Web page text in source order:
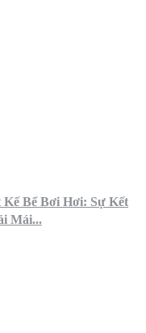
Bể Bơi Hơi: Sự Kết
Mái...